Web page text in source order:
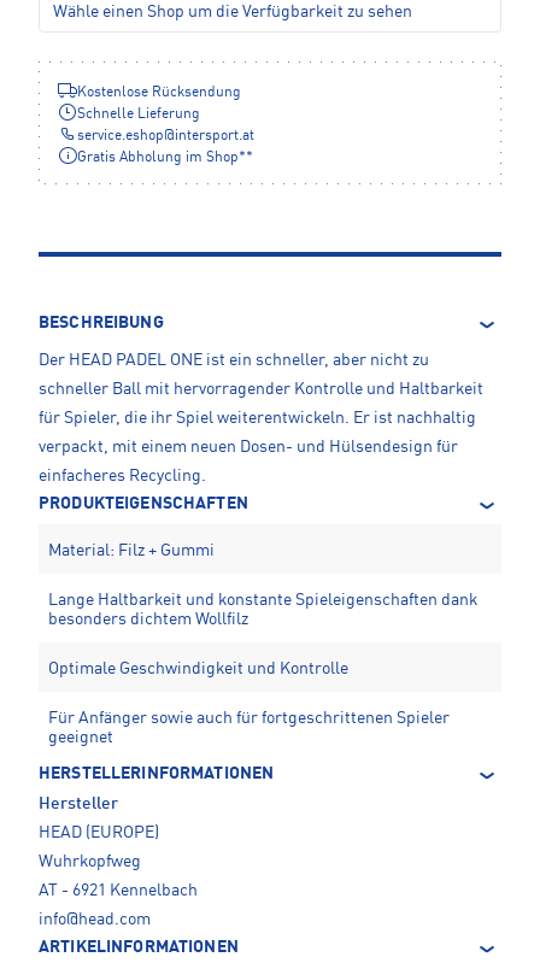
Wähle einen Shop um die Verfügbarkeit zu sehen
Kostenlose Rücksendung
Schnelle Lieferung
service.eshop@ intersport.at
Gratis Abholung im Shop**
BESCHREIBUNG
Der HEAD PADEL ONE ist ein schneller, aber nicht zu
schneller Ball mit hervorragender Kontrolle und Haltbarkeit
für Spieler, die ihr Spiel weiterentwickeln. Er ist nachhaltig
verpackt, mit einem neuen Dosen- und Hülsendesign für
einfacheres Recycling.
PRODUKTEIGENSCHAFTEN
Material: Filz + Gummi
Lange Haltbarkeit und konstante Spieleigenschaften dank
besonders dichtem Wollfilz
Optimale Geschwindigkeit und Kontrolle
Für Anfänger sowie auch für fortgeschrittenen Spieler
geeignet
HERSTELLERINFORMATIONEN
Hersteller
HEAD (EUROPE)
Wuhrkopfweg
AT - 6921 Kennelbach
info@head.com
ARTIKELINFORMATIONEN